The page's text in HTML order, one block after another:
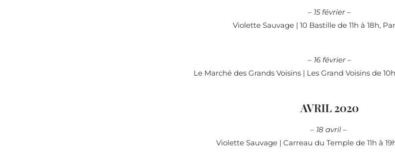
– 15 février –
Violette Sauvage | 10 Bastille de 11h à 18h,
– 16 février –
Le Marché des Grands Voisins | Les Grand Voisins de
AVRIL 2020
– 18 avril –
Violette Sauvage | Carreau du Temple de 11h à